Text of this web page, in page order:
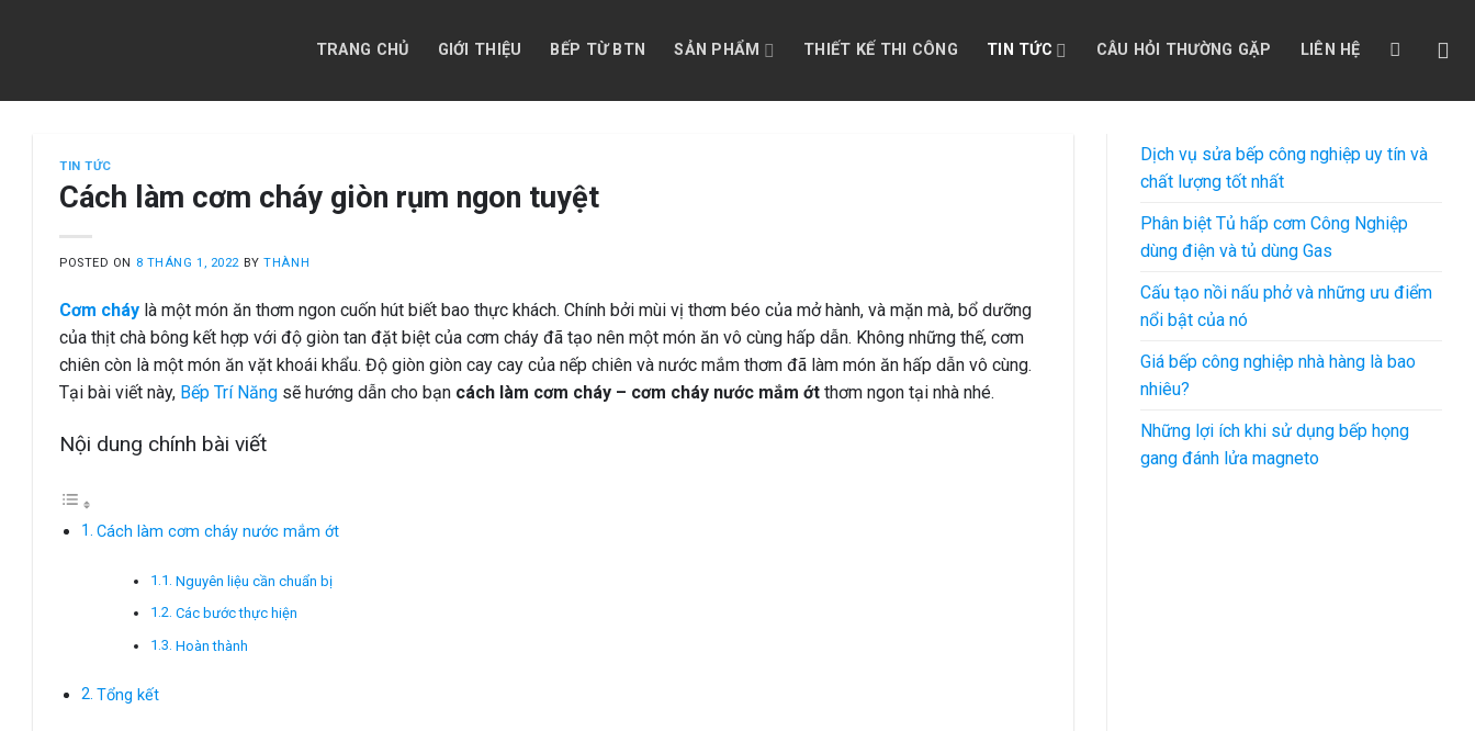
TRANG CHỦ GIỚI THIỆU BẾP TỪ BTN SẢN PHẨM THIẾT KẾ THI CÔNG TIN TỨC CÂU HỎI THƯỜNG GẶP LIÊN HỆ
TIN TỨC
Cách làm cơm cháy giòn rụm ngon tuyệt
POSTED ON 8 THÁNG 1, 2022 BYTHÀNH
Cơm cháy là một món ăn thơm ngon cuốn hút biết bao thực khách. Chính bởi mùi vị thơm béo của mở hành, và mặn mà, bổ dưỡng
của thịt chà bông kết hợp với độ giòn tan đặt biệt của cơm cháy đã tạo nên một món ăn vô cùng hấp dẫn. Không những thế, cơm
chiên còn là một món ăn vặt khoái khẩu. Độ giòn giòn cay cay của nếp chiên và nước mắm thơm đã làm món ăn hấp dẫn vô cùng.
Tại bài viết này, Bếp Trí Năng sẽ hướng dẫn cho bạn cách làm cơm cháy – cơm cháy nước mắm ớt thơm ngon tại nhà nhé.
Nội dung chính bài viết
Cách làm cơm cháy nước mắm ớt
Nguyên liệu cần chuẩn bị
Các bước thực hiện
Hoàn thành
Tổng kết
Dịch vụ sửa bếp công nghiệp uy tín và
chất lượng tốt nhất
Phân biệt Tủ hấp cơm Công Nghiệp
dùng điện và tủ dùng Gas
Cấu tạo nồi nấu phở và những ưu điểm
nổi bật của nó
Giá bếp công nghiệp nhà hàng là bao
nhiêu?
Những lợi ích khi sử dụng bếp họng
gang đánh lửa magneto